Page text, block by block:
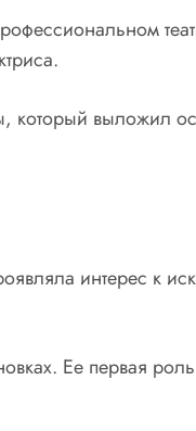
выложил
интерес к
Ее первая